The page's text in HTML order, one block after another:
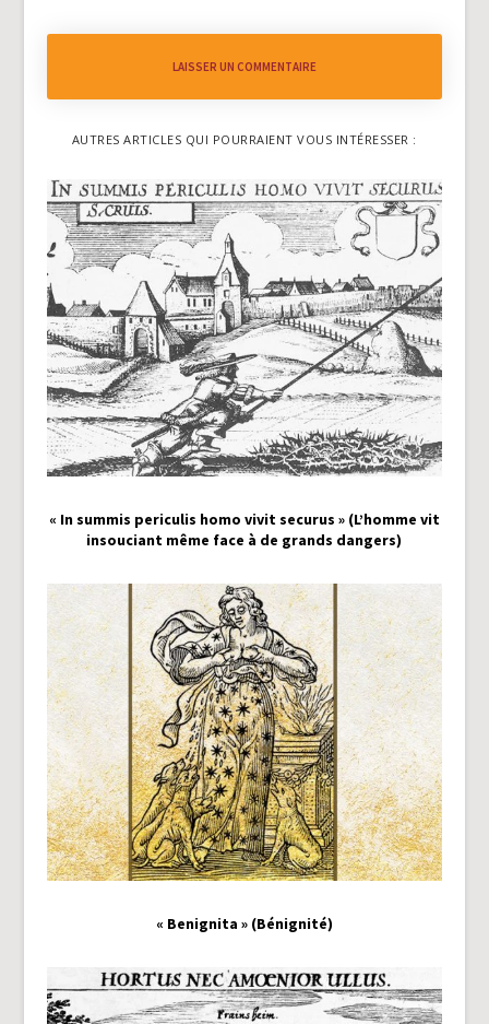
LAISSER UN COMMENTAIRE
AUTRES ARTICLES QUI POURRAIENT VOUS INTÉRESSER :
« In summis periculis homo vivit securus » (L’homme vit
insouciant même face à de grands dangers)
« Benignita » (Bénignité)